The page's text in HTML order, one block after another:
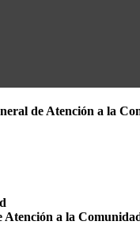
de Atención a la
Atención a la